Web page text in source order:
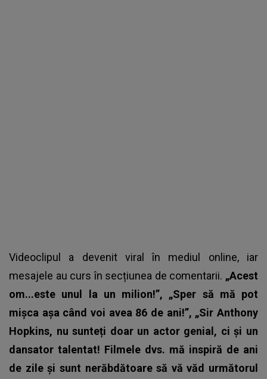
Videoclipul a devenit viral în mediul online, iar
mesajele au curs în secțiunea de comentarii. „Acest
om...este unul la un milion!”, „Sper să mă pot
mișca așa când voi avea 86 de ani!”, „Sir Anthony
Hopkins, nu sunteți doar un actor genial, ci și un
dansator talentat! Filmele dvs. mă inspiră de ani
de zile și sunt nerăbdătoare să vă văd următorul